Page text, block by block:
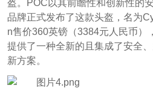
盔。POC以其前瞻性和创新性的
品牌正式发布了这款头盔，名为
n售价360英镑（3384元人民币）
提供了一种全新的且集成了安全
新方案。